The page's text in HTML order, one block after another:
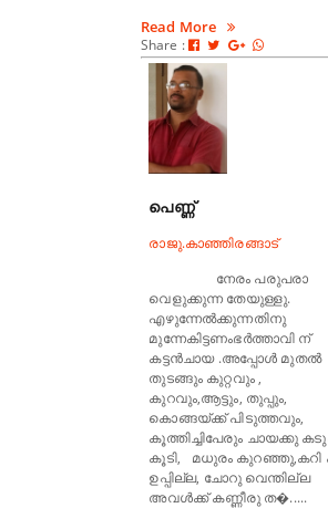
Read More
Share :
പെണ്ണ്
രാജു.കാഞ്ഞിരങ്ങാട്
നേരം പരുപരാ
വെളുക്കുന്ന തേയുള്ളു.
എഴുന്നേൽക്കുന്നതിനു
മുന്നേകിട്ടണംഭർത്താവി ന്
കട്ടൻചായ .അപ്പോൾ മുതൽ
തുടങ്ങും കുറ്റവും ,
കുറവും,ആട്ടും, തുപ്പും,
കൊങ്ങയ്ക്ക് പിടുത്തവും,
കൂത്തിച്ചിപേരും ചായക്കു
കൂടി, മധുരം കുറഞ്ഞു,കറി
ഉപ്പില്ല, ചോറു വെന്തില്ല
അവൾക്ക് കണ്ണീരു ത�.....